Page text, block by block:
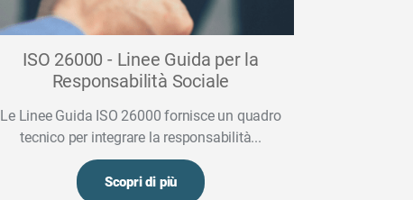
ISO 26000 - Linee Guida per la
Responsabilità Sociale
Le Linee Guida ISO 26000 fornisce un quadro
tecnico per integrare la responsabilità...
Scopri di più